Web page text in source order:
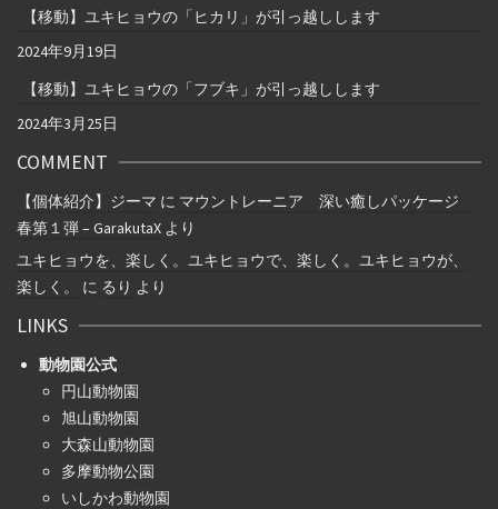
【移動】ユキヒョウの「ヒカリ」が引っ越しします
2024年9月19日
【移動】ユキヒョウの「フブキ」が引っ越しします
2024年3月25日
COMMENT
【個体紹介】ジーマ に マウントレーニア 深い癒しパッケージ
春第１弾 – GarakutaX より
ユキヒョウを、楽しく。ユキヒョウで、楽しく。ユキヒョウが、
楽しく。
に るり より
LINKS
動物園公式
円山動物園
旭山動物園
大森山動物園
多摩動物公園
いしかわ動物園